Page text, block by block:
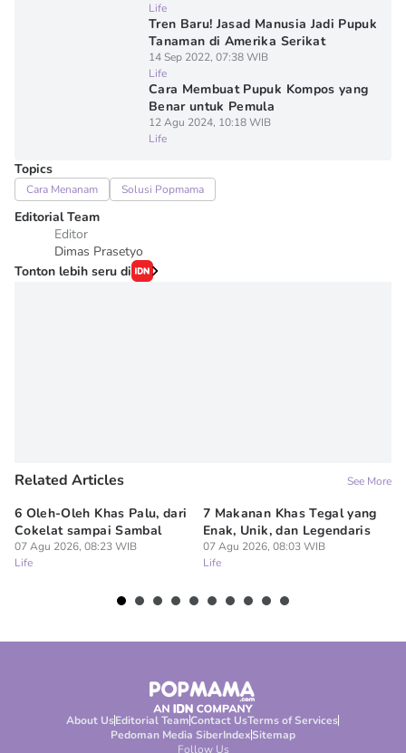
Life
Tren Baru! Jasad Manusia Jadi Pupuk
Tanaman di Amerika Serikat
14 Sep 2022, 07:38 WIB
Life
Cara Membuat Pupuk Kompos yang
Benar untuk Pemula
12 Agu 2024, 10:18 WIB
Life
Topics
Cara Menanam Solusi Popmama
Editorial Team
Editor
Dimas Prasetyo
Tonton lebih seru di
Related Articles See More
6 Oleh-Oleh Khas Palu, dari
Cokelat sampai Sambal
07 Agu 2026, 08:23 WIB
Life
7 Makanan Khas Tegal yang
Enak, Unik, dan Legendaris
07 Agu 2026, 08:03 WIB
Life
About UsEditorial TeamContact UsTerms of Services
Pedoman Media SiberIndexSitemap
Follow Us